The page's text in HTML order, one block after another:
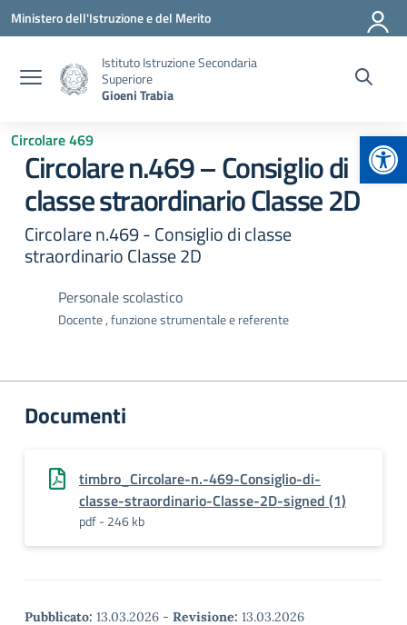
Vai ai contenuti
Vai al menu di navigazione
Vai al footer
Ministero dell'Istruzione e del Merito
Istituto Istruzione Secondaria
Superiore
Gioeni Trabia
Circolare 469
Circolare n.469 – Consiglio di
classe straordinario Classe 2D
Circolare n.469 - Consiglio di classe
straordinario Classe 2D
Personale scolastico
Docente , funzione strumentale e referente
Documenti
timbro_Circolare-n.-469-Consiglio-di-
classe-straordinario-Classe-2D-signed (1)
pdf - 246 kb
Pubblicato: 13.03.2026 - Revisione: 13.03.2026